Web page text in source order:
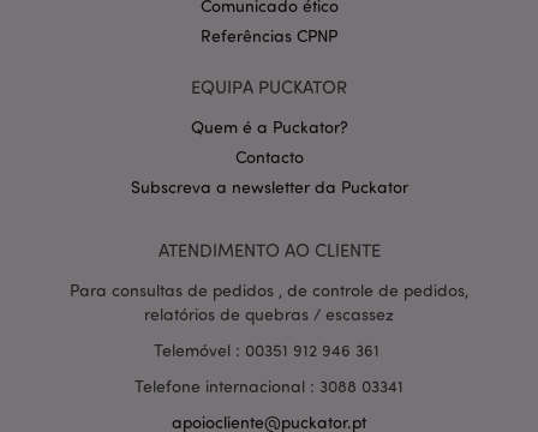
Comunicado ético
Referências CPNP
EQUIPA PUCKATOR
Quem é a Puckator?
Contacto
Subscreva a newsletter da Puckator
ATENDIMENTO AO CLIENTE
Para consultas de pedidos , de controle de pedidos,
relatórios de quebras / escassez
Telemóvel : 00351 912 946 361
Telefone internacional : 3088 03341
apoiocliente@puckator.pt
mage-cache-storage-section-
invalidation
www.puckator.pt
PHPSESSID
PHP.net